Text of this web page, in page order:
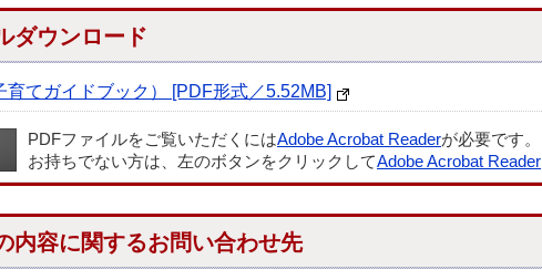
ダウンロード
育てガイドブック） [PDF形式／5.52MB]
PDFファイルをご覧いただくにはAdobe Acrobat Readerが必要です。
お持ちでない方は、左のボタンをクリックしてAdobe Acrobat Reader
内容に関するお問い合わせ先